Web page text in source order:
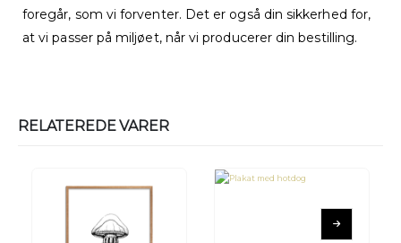
foregår, som vi forventer. Det er også din sikkerhed for,
at vi passer på miljøet, når vi producerer din bestilling.
RELATEREDE VARER